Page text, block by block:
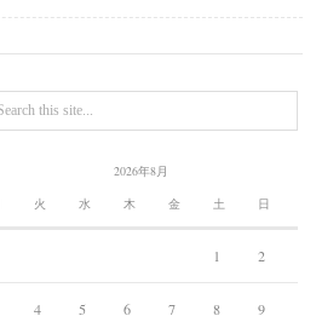
2026年8月
火 水 木 金 土 日
1 2
4 5 6 7 8 9